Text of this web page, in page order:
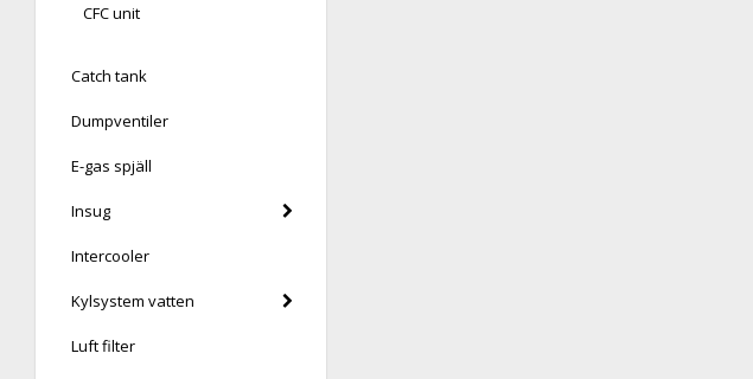
CFC unit
Catch tank
Dumpventiler
E-gas spjäll
Insug
Intercooler
Kylsystem vatten
Luft filter